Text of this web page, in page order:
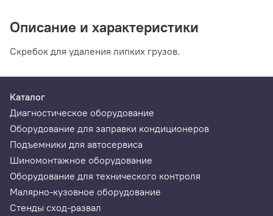
Описание и характеристики
Скребок для удаления липких грузов.
Каталог
Диагностическое оборудование
Оборудование для заправки кондиционеров
Подъемники для автосервиса
Шиномонтажное оборудование
Оборудование для технического контроля
Малярно-кузовное оборудование
Стенды сход-развал